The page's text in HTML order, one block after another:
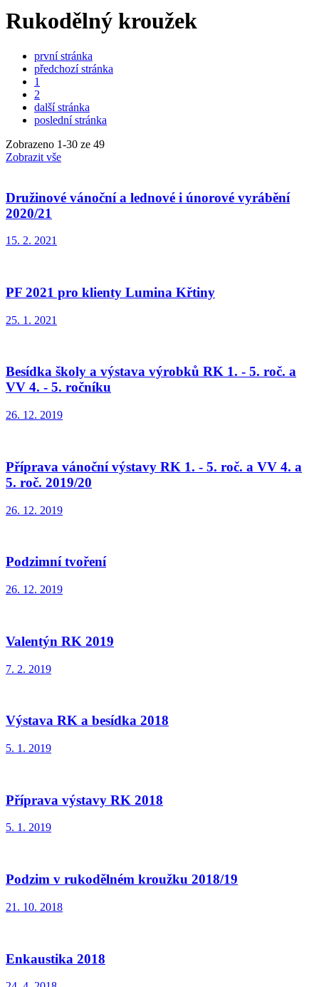
Rukodělný kroužek
první stránka
předchozí stránka
1
2
další stránka
poslední stránka
Zobrazeno 1-30 ze 49
Zobrazit vše
Družinové vánoční a lednové i únorové vyrábění
2020/21
15. 2. 2021
PF 2021 pro klienty Lumina Křtiny
25. 1. 2021
Besídka školy a výstava výrobků RK 1. - 5. roč. a
VV 4. - 5. ročníku
26. 12. 2019
Příprava vánoční výstavy RK 1. - 5. roč. a VV 4. a
5. roč. 2019/20
26. 12. 2019
Podzimní tvoření
26. 12. 2019
Valentýn RK 2019
7. 2. 2019
Výstava RK a besídka 2018
5. 1. 2019
Příprava výstavy RK 2018
5. 1. 2019
Podzim v rukodělném kroužku 2018/19
21. 10. 2018
Enkaustika 2018